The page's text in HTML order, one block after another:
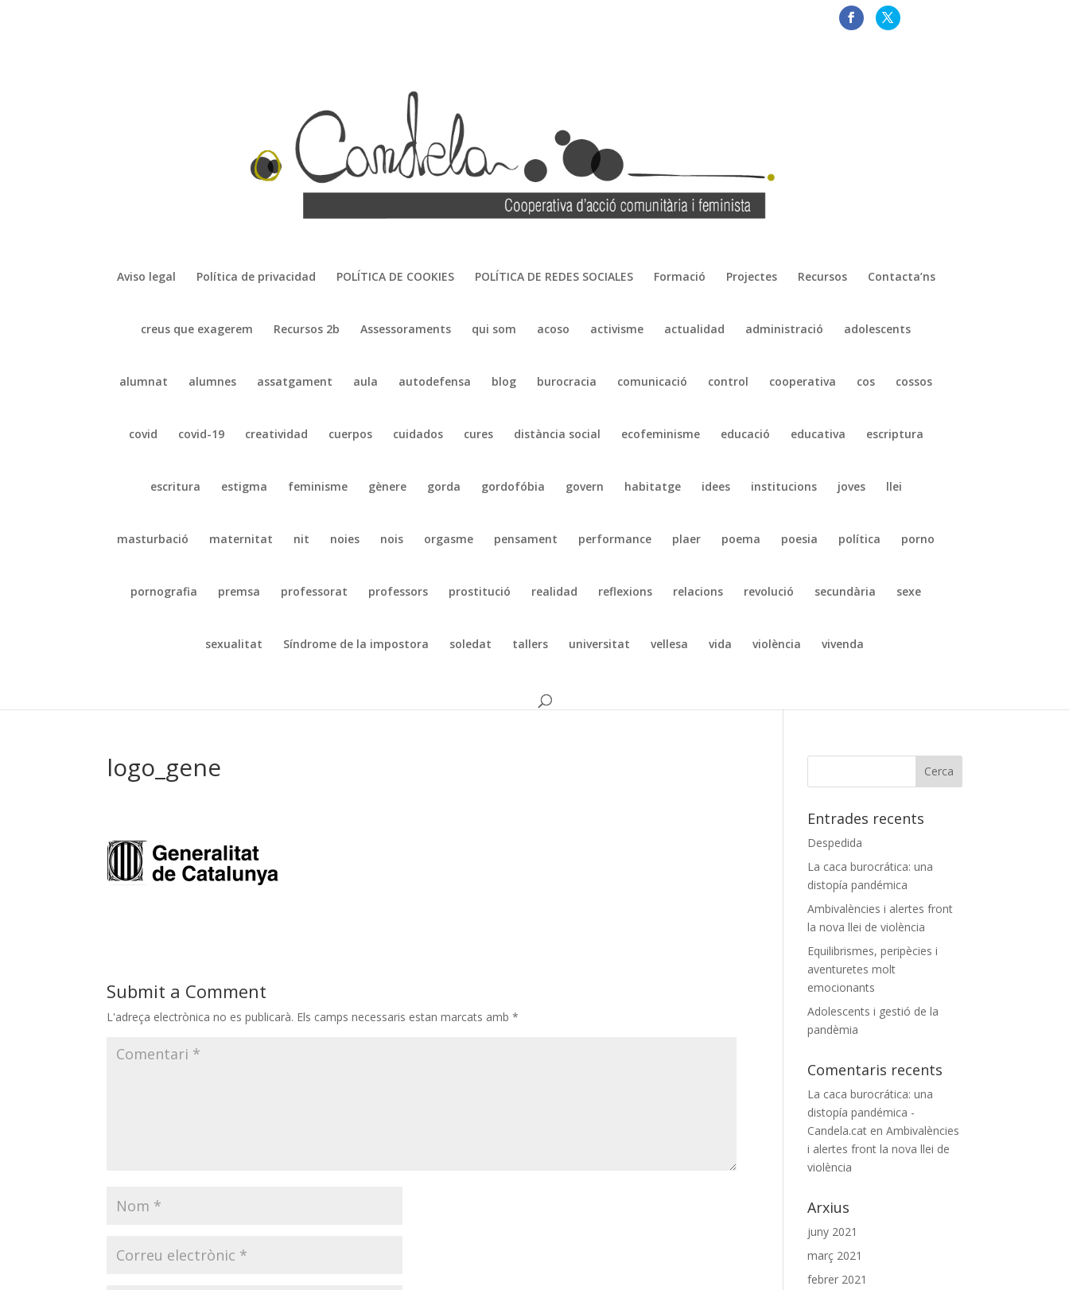
Aviso legal Política de privacidad POLÍTICA DE COOKIES POLÍTICA DE REDES SOCIALES Formació Projectes Recursos Contacta’ns
creus que exagerem Recursos 2b Assessoraments qui som acoso activisme actualidad administració adolescents
alumnat alumnes assatgament aula autodefensa blog burocracia comunicació control cooperativa cos cossos
covid covid-19 creatividad cuerpos cuidados cures distància social ecofeminisme educació educativa escriptura
escritura estigma feminisme gènere gorda gordofóbia govern habitatge idees institucions joves llei
masturbació maternitat nit noies nois orgasme pensament performance plaer poema poesia política porno
pornografia premsa professorat professors prostitució realidad reflexions relacions revolució secundària sexe
sexualitat Síndrome de la impostora soledat tallers universitat vellesa vida violència vivenda
logo_gene
Submit a Comment
L'adreça electrònica no es publicarà. Els camps necessaris estan marcats amb*
Entrades recents
Despedida
La caca burocrática: una
distopía pandémica
Ambivalències i alertes front
la nova llei de violència
Equilibrismes, peripècies i
aventuretes molt
emocionants
Adolescents i gestió de la
pandèmia
Comentaris recents
La caca burocrática: una
distopía pandémica -
Candela.cat enAmbivalències
i alertes front la nova llei de
violència
Arxius
juny 2021
març 2021
febrer 2021